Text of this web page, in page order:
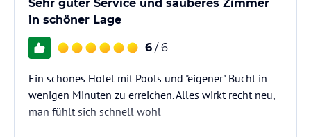
Sehr guter Service und sauberes Zimmer
in schöner Lage
6 / 6
Ein schönes Hotel mit Pools und "eigener" Bucht in
wenigen Minuten zu erreichen. Alles wirkt recht neu,
man fühlt sich schnell wohl